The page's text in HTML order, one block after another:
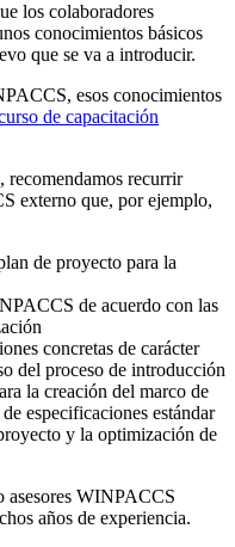
los colaboradores
conocimientos básicos
que se va a introducir.
esos conocimientos
de capacitación
recomendamos recurrir
externo que, por ejemplo,
de proyecto para la
de acuerdo con las
concretas de carácter
del proceso de introducción
la creación del marco de
especificaciones estándar
y la optimización de
asesores WINPACCS
años de experiencia.